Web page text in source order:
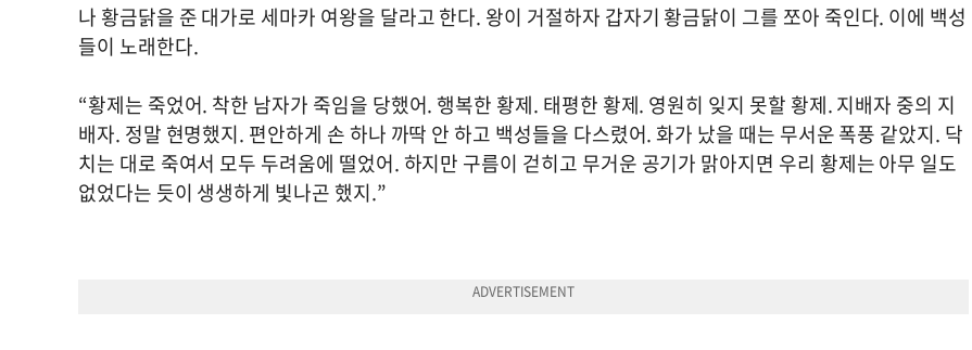
나 황금닭을 준 대가로 세마카 여왕을 달라고 한다. 왕이 거절하자 갑자기 황금닭이 그를 쪼아 죽인다. 이에 백성
들이 노래한다.
“황제는 죽었어. 착한 남자가 죽임을 당했어. 행복한 황제. 태평한 황제. 영원히 잊지 못할 황제. 지배자 중의 지
배자. 정말 현명했지. 편안하게 손 하나 까딱 안 하고 백성들을 다스렸어. 화가 났을 때는 무서운 폭풍 같았지. 닥
치는 대로 죽여서 모두 두려움에 떨었어. 하지만 구름이 걷히고 무거운 공기가 맑아지면 우리 황제는 아무 일도
없었다는 듯이 생생하게 빛나곤 했지.”